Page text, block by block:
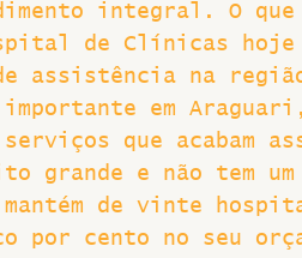
integral. O
de Clínicas hoje
assistência na
em
que acabam
grande e não tem
de vinte
cento no seu